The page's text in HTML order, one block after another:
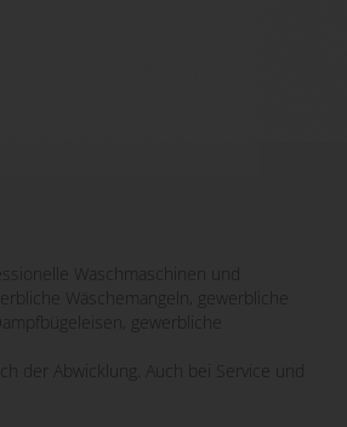
Waschmaschinen und
Wäschemangeln, gewerbliche
gewerbliche
der Abwicklung. Auch bei Service und